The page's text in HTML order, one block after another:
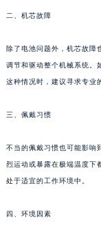
二、机芯故障
除了电池问题外，机芯故障
调节和驱动整个机械系统。
这种情况时，建议寻求专业
三、佩戴习惯
不当的佩戴习惯也可能影响
烈运动或暴露在极端温度下
处于适宜的工作环境中。
四、环境因素